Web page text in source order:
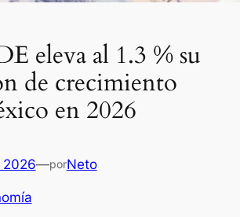
eleva al 1.3 % su
de crecimiento
en 2026
2026—porNeto